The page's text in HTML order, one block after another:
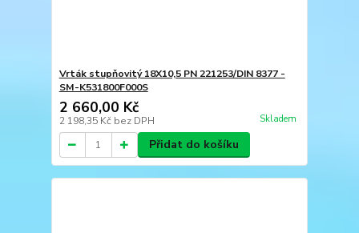
Vrták stupňovitý 18X10,5 PN 221253/DIN 8377 -
SM-K531800F000S
2 660,00 Kč
2 198,35 Kč bez DPH Skladem
Přidat do košíku